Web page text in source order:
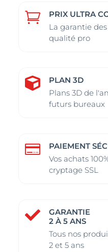
peuvent
être
choisies
page
du
produit
peuvent
être
choisies
page
du
produit

PRIX ULTRA
La garantie
qualité pro

PLAN 3D
Plans 3D de
futurs bureaux

PAIEMENT
Vos achats
cryptage SSL

GARANTIE
2 À 5 ANS
Tous nos
2 et 5 ans